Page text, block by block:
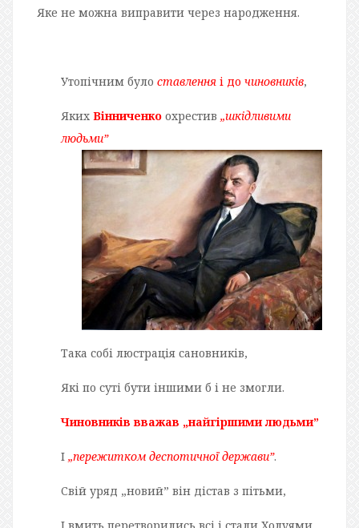
Яке не можна виправити через народження.
Утопічним було ставлення і до чиновників,
Яких Вінниченко охрестив „шкідливими
людьми”
Така собі люстрація сановників,
Які по суті бути іншими б і не змогли.
Чиновників вважав „найгіршими людьми”
І „пережитком деспотичної держави”.
Свій уряд „новий” він дістав з пітьми,
І вмить перетворились всі і стали Холуями.